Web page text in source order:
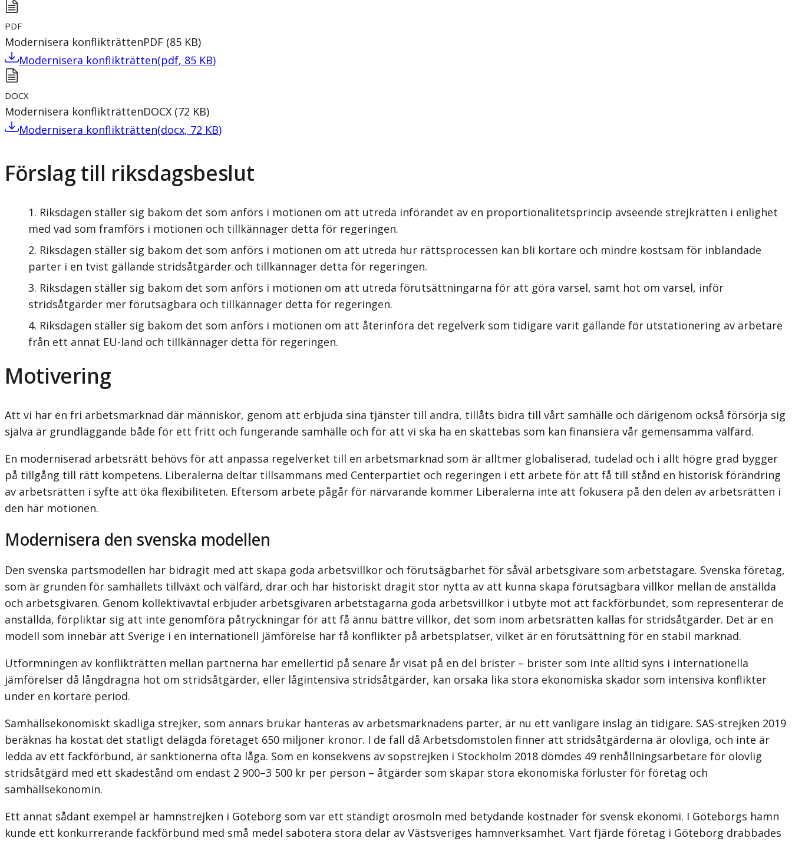
PDF
Modernisera konflikträttenPDF (85 KB)
Modernisera konflikträtten(pdf, 85 KB)
DOCX
Modernisera konflikträttenDOCX (72 KB)
Modernisera konflikträtten(docx, 72 KB)
Förslag till riksdagsbeslut
Riksdagen ställer sig bakom det som anförs i motionen om att utreda införandet av en proportionalitetsprincip avseende strejkrätten i enlighet
med vad som framförs i motionen och tillkännager detta för regeringen.
Riksdagen ställer sig bakom det som anförs i motionen om att utreda hur rättsprocessen kan bli kortare och mindre kostsam för inblandade
parter i en tvist gällande stridsåtgärder och tillkännager detta för regeringen.
Riksdagen ställer sig bakom det som anförs i motionen om att utreda förutsättningarna för att göra varsel, samt hot om varsel, inför
stridsåtgärder mer förutsägbara och tillkännager detta för regeringen.
Riksdagen ställer sig bakom det som anförs i motionen om att återinföra det regelverk som tidigare varit gällande för utstationering av arbetare
från ett annat EU-land och tillkännager detta för regeringen.
Motivering
Att vi har en fri arbetsmarknad där människor, genom att erbjuda sina tjänster till andra, tillåts bidra till vårt samhälle och därigenom också försörja sig
själva är grundläggande både för ett fritt och fungerande samhälle och för att vi ska ha en skattebas som kan finansiera vår gemensamma välfärd.
En moderniserad arbetsrätt behövs för att anpassa regelverket till en arbetsmarknad som är alltmer globaliserad, tudelad och i allt högre grad bygger
på tillgång till rätt kompetens. Liberalerna deltar tillsammans med Centerpartiet och regeringen i ett arbete för att få till stånd en historisk förändring
av arbetsrätten i syfte att öka flexibiliteten. Eftersom arbete pågår för närvarande kommer Liberalerna inte att fokusera på den delen av arbetsrätten i
den här motionen.
Modernisera den svenska modellen
Den svenska partsmodellen har bidragit med att skapa goda arbetsvillkor och förutsägbarhet för såväl arbetsgivare som arbetstagare. Svenska företag,
som är grunden för samhällets tillväxt och välfärd, drar och har historiskt dragit stor nytta av att kunna skapa förutsägbara villkor mellan de anställda
och arbetsgivaren. Genom kollektivavtal erbjuder arbetsgivaren arbetstagarna goda arbetsvillkor i utbyte mot att fackförbundet, som representerar de
anställda, förpliktar sig att inte genomföra påtryckningar för att få ännu bättre villkor, det som inom arbetsrätten kallas för stridsåtgärder. Det är en
modell som innebär att Sverige i en internationell jämförelse har få konflikter på arbetsplatser, vilket är en förutsättning för en stabil marknad.
Utformningen av konflikträtten mellan partnerna har emellertid på senare år visat på en del brister – brister som inte alltid syns i internationella
jämförelser då långdragna hot om stridsåtgärder, eller lågintensiva stridsåtgärder, kan orsaka lika stora ekonomiska skador som intensiva konflikter
under en kortare period.
Samhällsekonomiskt skadliga strejker, som annars brukar hanteras av arbetsmark­nadens parter, är nu ett vanligare inslag än tidigare. SAS-strejken 2019
beräknas ha kostat det statligt delägda företaget 650 miljoner kronor. I de fall då Arbetsdomstolen finner att stridsåtgärderna är olovliga, och inte är
ledda av ett fackförbund, är sank­tionerna ofta låga. Som en konsekvens av sopstrejken i Stockholm 2018 dömdes 49 renhållningsarbetare för olovlig
stridsåtgärd med ett skadestånd om endast 2 900–3 500 kr per person – åtgärder som skapar stora ekonomiska förluster för företag och
samhällsekonomin.
Ett annat sådant exempel är hamnstrejken i Göteborg som var ett ständigt orosmoln med betydande kostnader för svensk ekonomi. I Göteborgs hamn
kunde ett konkur­rerande fackförbund med små medel sabotera stora delar av Västsveriges hamnverk­samhet. Vart fjärde företag i Göteborg drabbades